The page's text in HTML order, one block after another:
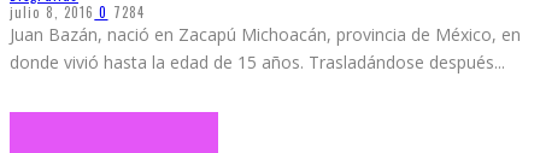
julio 8, 2016 0 7284
Juan Bazán, nació en Zacapú Michoacán, provincia de México, en
donde vivió hasta la edad de 15 años. Trasladándose después...